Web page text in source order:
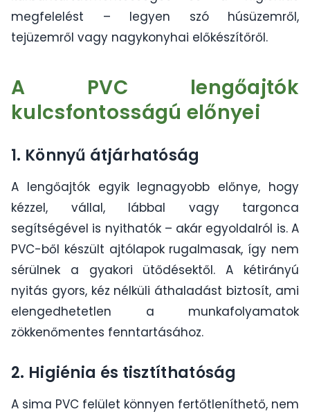
megfelelést – legyen szó húsüzemről,
tejüzemről vagy nagykonyhai előkészítőről.
A PVC lengőajtók
kulcsfontosságú előnyei
1. Könnyű átjárhatóság
A lengőajtók egyik legnagyobb előnye, hogy
kézzel, vállal, lábbal vagy targonca
segítségével is nyithatók – akár egyoldalról is. A
PVC-ből készült ajtólapok rugalmasak, így nem
sérülnek a gyakori ütődésektől. A kétirányú
nyitás gyors, kéz nélküli áthaladást biztosít, ami
elengedhetetlen a munkafolyamatok
zökkenőmentes fenntartásához.
2. Higiénia és tisztíthatóság
A sima PVC felület könnyen fertőtleníthető, nem